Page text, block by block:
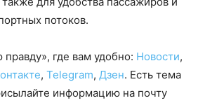
потоков.
где вам удобно: Новости,
, Telegram, Дзен. Есть тема
информацию на почту